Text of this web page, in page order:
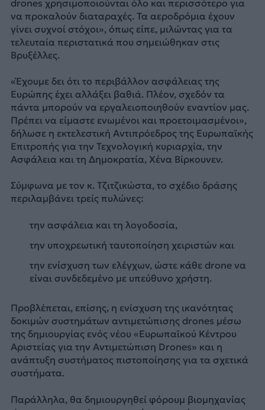
drones χρησιμοποιούνται όλο και περισσότερο για
να προκαλούν διαταραχές. Τα αεροδρόμια έχουν
γίνει συχνοί στόχοι», όπως είπε, μιλώντας για τα
τελευταία περιστατικά που σημειώθηκαν στις
Βρυξέλλες.
«Έχουμε δει ότι το περιβάλλον ασφάλειας της
Ευρώπης έχει αλλάξει βαθιά. Πλέον, σχεδόν τα
πάντα μπορούν να εργαλειοποιηθούν εναντίον μας.
Πρέπει να είμαστε ενωμένοι και προετοιμασμένοι»,
δήλωσε η εκτελεστική Αντιπρόεδρος της Ευρωπαϊκής
Επιτροπής για την Τεχνολογική κυριαρχία, την
Ασφάλεια και τη Δημοκρατία, Χένα Βίρκουνεν.
Σύμφωνα με τον κ. Τζιτζικώστα, το σχέδιο δράσης
περιλαμβάνει τρείς πυλώνες:
την ασφάλεια και τη λογοδοσία,
την υποχρεωτική ταυτοποίηση χειριστών και
την ενίσχυση των ελέγχων, ώστε κάθε drone να
είναι συνδεδεμένο με υπεύθυνο χρήστη.
Προβλέπεται, επίσης, η ενίσχυση της ικανότητας
δοκιμών συστημάτων αντιμετώπισης drones μέσω
της δημιουργίας ενός νέου «Ευρωπαϊκού Κέντρου
Αριστείας για την Αντιμετώπιση Drones» και η
ανάπτυξη συστήματος πιστοποίησης για τα σχετικά
συστήματα.
Παράλληλα, θα δημιουργηθεί φόρουμ βιομηχανίας